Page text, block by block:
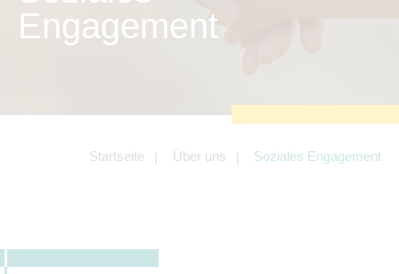
Engagement
Startseite Über uns Soziales Engagement
Tracking- und Targeting-Cookies
Angebotes einschließlich der
Angeboten von z.B. Facebook und
LinkedIn.
können.